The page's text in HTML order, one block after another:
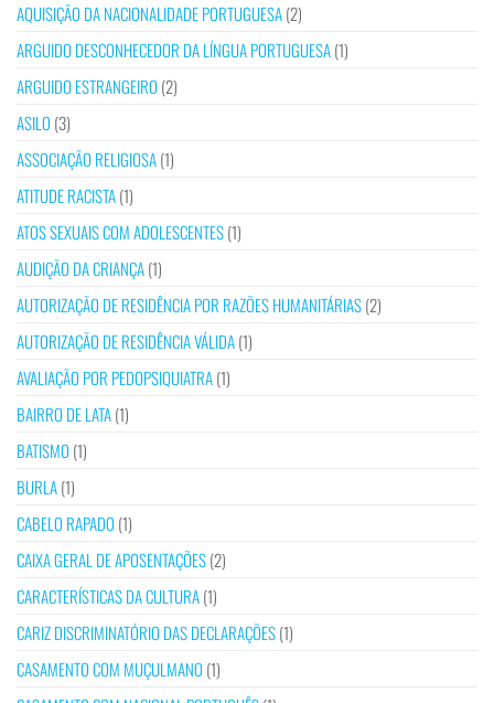
AQUISIÇÃO DA NACIONALIDADE PORTUGUESA(2)
ARGUIDO DESCONHECEDOR DA LÍNGUA PORTUGUESA(1)
ARGUIDO ESTRANGEIRO (2)
ASILO (3)
ASSOCIAÇÃO RELIGIOSA(1)
ATITUDE RACISTA(1)
ATOS SEXUAIS COM ADOLESCENTES(1)
AUDIÇÃO DA CRIANÇA(1)
AUTORIZAÇÃO DE RESIDÊNCIA POR RAZÕES HUMANITÁRIAS(2)
AUTORIZAÇÃO DE RESIDÊNCIA VÁLIDA(1)
AVALIAÇÃO POR PEDOPSIQUIATRA(1)
BAIRRO DE LATA(1)
BATISMO (1)
BURLA(1)
CABELO RAPADO (1)
CAIXA GERAL DE APOSENTAÇÕES(2)
CARACTERÍSTICAS DA CULTURA(1)
CARIZ DISCRIMINATÓRIO DAS DECLARAÇÕES(1)
CASAMENTO COM MUÇULMANO (1)